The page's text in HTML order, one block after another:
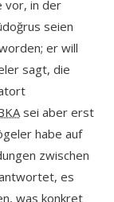
vor, in der
seien
er will
sagt, die
sei aber erst
habe auf
zwischen
es
was konkret